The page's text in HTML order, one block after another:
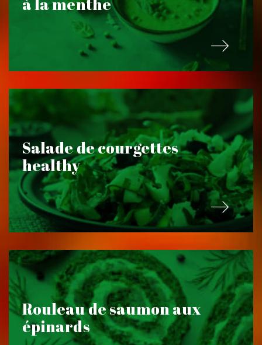
à la menthe
Salade de courgettes
healthy
Rouleau de saumon aux
épinards